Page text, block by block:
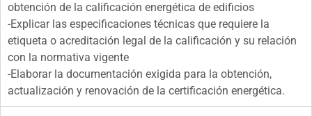
obtención de la calificación energética de edificios
-Explicar las especificaciones técnicas que requiere la
etiqueta o acreditación legal de la calificación y su relación
con la normativa vigente
-Elaborar la documentación exigida para la obtención,
actualización y renovación de la certificación energética.